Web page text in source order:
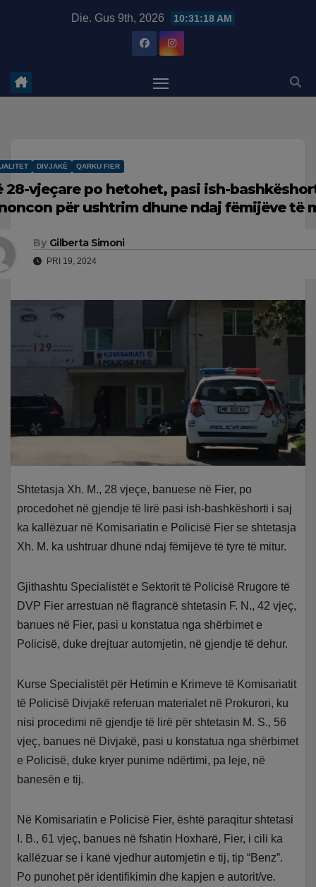
Die. Gus 9th, 2026 10:31:18 AM
DIVJAKË QARKU FIER
28-vjeçare po hetohet, pasi ish-
për ushtrim dhune ndaj fëmijëve të
By Gilberta Simoni
PRI 19, 2024
Shtetasja Xh. M., 28 vjeçe, banuese në Fier, po
procedohet në gjendje të lirë pasi ish-bashkëshorti i saj
ka kallëzuar në Komisariatin e Policisë Fier se shtetasja
Xh. M. ka ushtruar dhunë ndaj fëmijëve të tyre të mitur.
Gjithashtu Specialistët e Sektorit të Policisë Rrugore të
DVP Fier arrestuan në flagrancë shtetasin F. N., 42 vjeç,
banues në Fier, pasi u konstatua nga shërbimet e
Policisë, duke drejtuar automjetin, në gjendje të dehur.
Kurse Specialistët për Hetimin e Krimeve të Komisariatit
të Policisë Divjakë referuan materialet në Prokurori, ku
nisi procedimi në gjendje të lirë për shtetasin M. S., 56
vjeç, banues në Divjakë, pasi u konstatua nga shërbimet
e Policisë, duke kryer punime ndërtimi, pa leje, në
banesën e tij.
Në Komisariatin e Policisë Fier, është paraqitur shtetasi
I. B., 61 vjeç, banues në fshatin Hoxharë, Fier, i cili ka
kallëzuar se i kanë vjedhur automjetin e tij, tip “Benz”.
Po punohet për identifikimin dhe kapjen e autorit/ve.